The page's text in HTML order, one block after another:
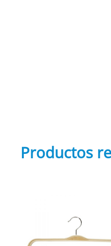
Productos